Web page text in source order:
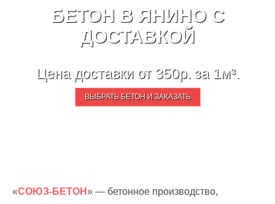
БЕТОН В ЯНИНО С
ДОСТАВКОЙ
Цена доставки от 350р. за 1м³.
ВЫБРАТЬ БЕТОН И ЗАКАЗАТЬ
«СОЮЗ-БЕТОН» — бетонное производство,